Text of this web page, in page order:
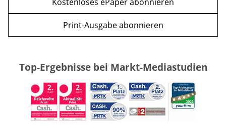
Print-Ausgabe abonnieren
Top-Ergebnisse bei Markt-Mediastudien